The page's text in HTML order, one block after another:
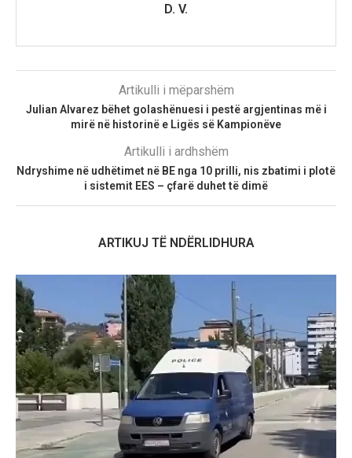
D. V.
Artikulli i mëparshëm
Julian Alvarez bëhet golashënuesi i pestë argjentinas më i
mirë në historinë e Ligës së Kampionëve
Artikulli i ardhshëm
Ndryshime në udhëtimet në BE nga 10 prilli, nis zbatimi i plotë
i sistemit EES – çfarë duhet të dimë
ARTIKUJ TË NDËRLIDHURA